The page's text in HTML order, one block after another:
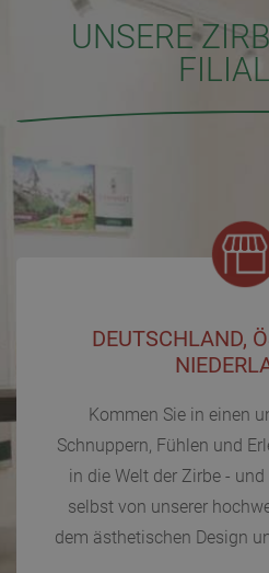
UNSERE
DEUTSCHLAND,
Kommen Sie in einen
Schnuppern, Fühlen und
in die Welt der Zirbe -
selbst von unserer
dem ästhetischen Design